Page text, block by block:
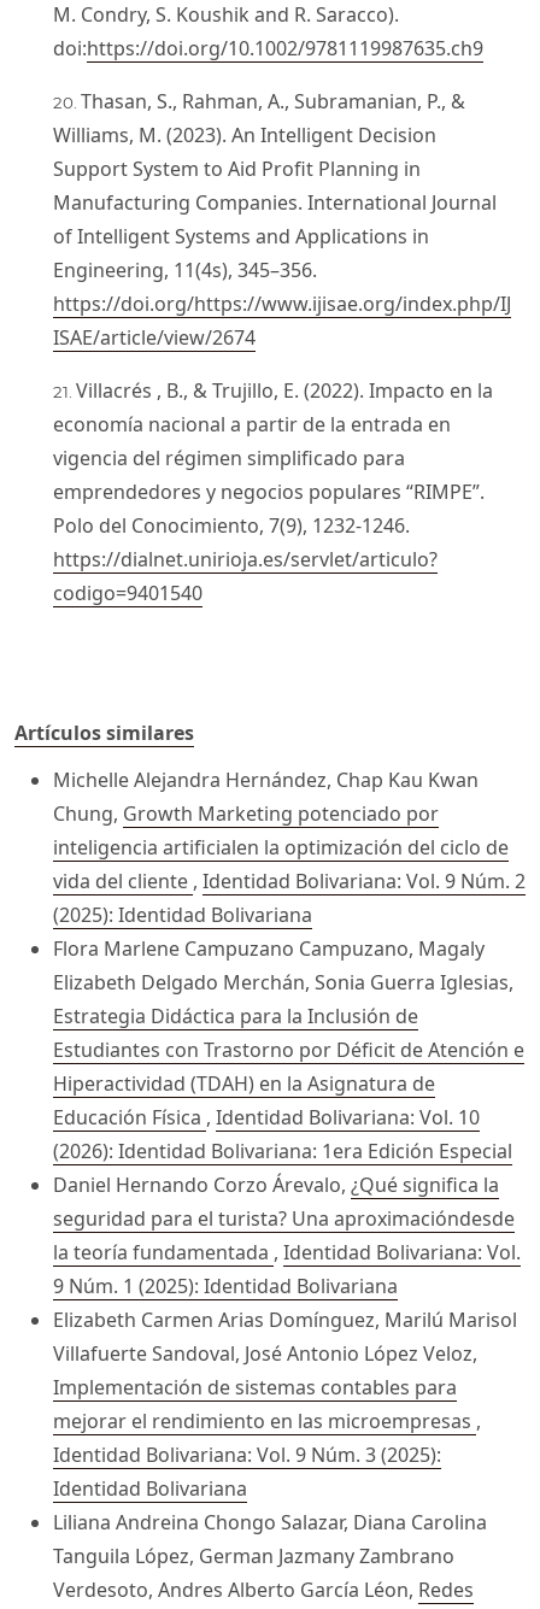
M. Condry, S. Koushik and R. Saracco).
doi:https://doi.org/10.1002/9781119987635.ch9
Thasan, S., Rahman, A., Subramanian, P., &
Williams, M. (2023). An Intelligent Decision
Support System to Aid Profit Planning in
Manufacturing Companies. International Journal
of Intelligent Systems and Applications in
Engineering, 11(4s), 345–356.
https://doi.org/https://www.ijisae.org/index.php/IJ
ISAE/article/view/2674
Villacrés , B., & Trujillo, E. (2022). Impacto en la
economía nacional a partir de la entrada en
vigencia del régimen simplificado para
emprendedores y negocios populares “RIMPE”.
Polo del Conocimiento, 7(9), 1232-1246.
https://dialnet.unirioja.es/servlet/articulo?
codigo=9401540
Artículos similares
Michelle Alejandra Hernández, Chap Kau Kwan
Chung, Growth Marketing potenciado por
inteligencia artificialen la optimización del ciclo de
vida del cliente , Identidad Bolivariana: Vol. 9 Núm. 2
(2025): Identidad Bolivariana
Flora Marlene Campuzano Campuzano, Magaly
Elizabeth Delgado Merchán, Sonia Guerra Iglesias,
Estrategia Didáctica para la Inclusión de
Estudiantes con Trastorno por Déficit de Atención e
Hiperactividad (TDAH) en la Asignatura de
Educación Física , Identidad Bolivariana: Vol. 10
(2026): Identidad Bolivariana: 1era Edición Especial
Daniel Hernando Corzo Árevalo, ¿Qué significa la
seguridad para el turista? Una aproximacióndesde
la teoría fundamentada , Identidad Bolivariana: Vol.
9 Núm. 1 (2025): Identidad Bolivariana
Elizabeth Carmen Arias Domínguez, Marilú Marisol
Villafuerte Sandoval, José Antonio López Veloz,
Implementación de sistemas contables para
mejorar el rendimiento en las microempresas ,
Identidad Bolivariana: Vol. 9 Núm. 3 (2025):
Identidad Bolivariana
Liliana Andreina Chongo Salazar, Diana Carolina
Tanguila López, German Jazmany Zambrano
Verdesoto, Andres Alberto García Léon, Redes